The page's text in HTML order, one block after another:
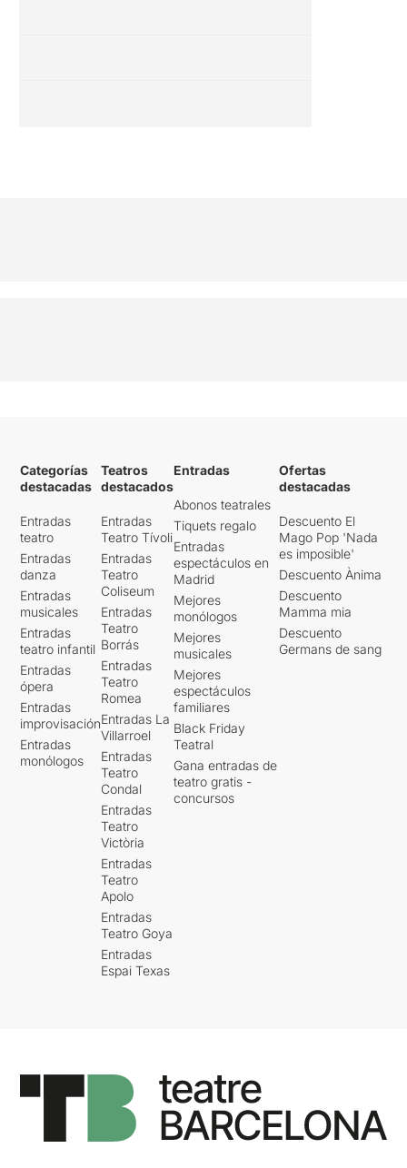
Categorías
destacadas
Entradas
teatro
Entradas
danza
Entradas
musicales
Entradas
teatro infantil
Entradas
ópera
Entradas
improvisación
Entradas
monólogos
Teatros
destacados
Entradas
Teatro Tívoli
Entradas
Teatro
Coliseum
Entradas
Teatro
Borrás
Entradas
Teatro
Romea
Entradas La
Villarroel
Entradas
Teatro
Condal
Entradas
Teatro
Victòria
Entradas
Teatro
Apolo
Entradas
Teatro Goya
Entradas
Espai Texas
Entradas
Abonos teatrales
Tiquets regalo
Entradas
espectáculos en
Madrid
Mejores
monólogos
Mejores
musicales
Mejores
espectáculos
familiares
Black Friday
Teatral
Gana entradas de
teatro gratis -
concursos
Ofertas
destacadas
Descuento El
Mago Pop 'Nada
es imposible'
Descuento Ànima
Descuento
Mamma mia
Descuento
Germans de sang